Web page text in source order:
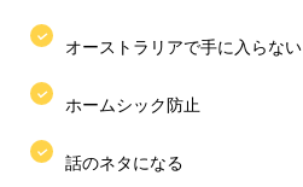
オーストラリアで手に入らない
ホームシック防止
話のネタになる